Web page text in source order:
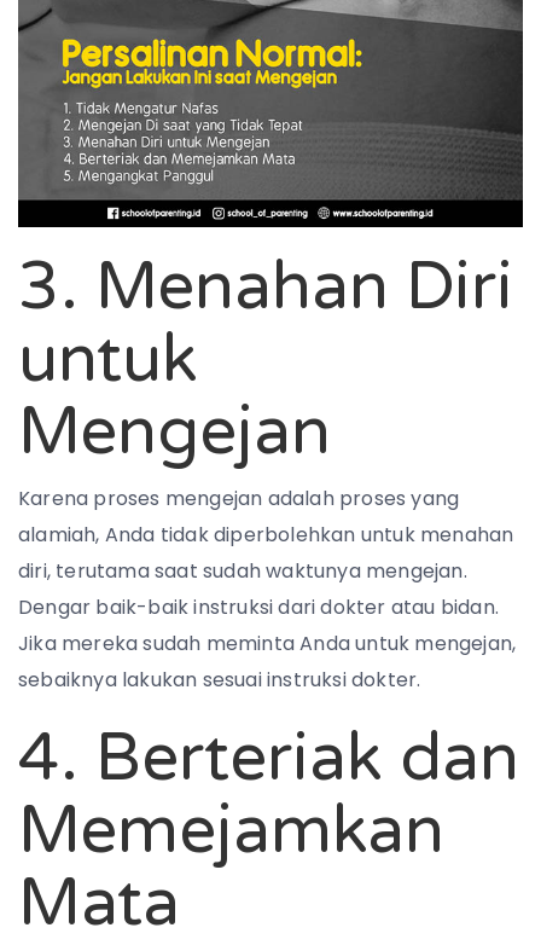
3. Menahan Diri
untuk
Mengejan
Karena proses mengejan adalah proses yang
alamiah, Anda tidak diperbolehkan untuk menahan
diri, terutama saat sudah waktunya mengejan.
Dengar baik-baik instruksi dari dokter atau bidan.
Jika mereka sudah meminta Anda untuk mengejan,
sebaiknya lakukan sesuai instruksi dokter.
4. Berteriak dan
Memejamkan
Mata